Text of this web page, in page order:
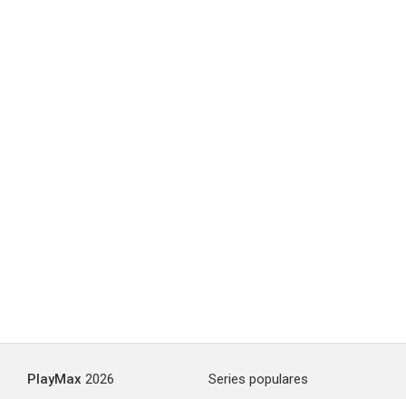
PlayMax 2026
Series populares